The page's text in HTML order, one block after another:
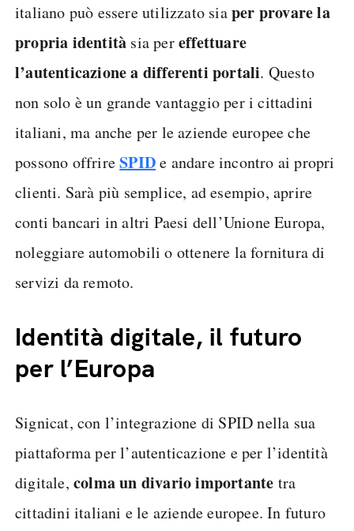
italiano può essere utilizzato siaper provare la
propria identità sia pereffettuare
l’autenticazione a differenti portali. Questo
non solo è un grande vantaggio per i cittadini
italiani, ma anche per le aziende europee che
possono offrireSPIDe andare incontro ai propri
clienti. Sarà più semplice, ad esempio, aprire
conti bancari in altri Paesi dell’Unione Europa,
noleggiare automobili o ottenere la fornitura di
servizi da remoto.
Identità digitale, il futuro
per l’Europa
Signicat, con l’integrazione di SPID nella sua
piattaforma per l’autenticazione e per l’identità
digitale, colma un divario importante tra
cittadini italiani e le aziende europee. In futuro